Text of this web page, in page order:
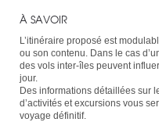
À SAVOIR
L’itinéraire proposé est
ou son contenu. Dans le cas
des vols inter-îles peuvent
jour.
Des informations détaillées sur
d’activités et excursions vous
voyage définitif.